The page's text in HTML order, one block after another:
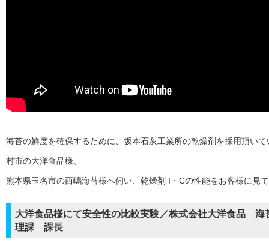
海苔の鮮度を確保するために、坂本石灰工業所の乾燥剤を採用頂い
村市の大洋食品様、
熊本県玉名市の西嶋海苔様へ伺い、乾燥剤 I・Cの性能をお客様に見
大洋食品様にて安全性の比較実験／株式会社大洋食品
理課 課長